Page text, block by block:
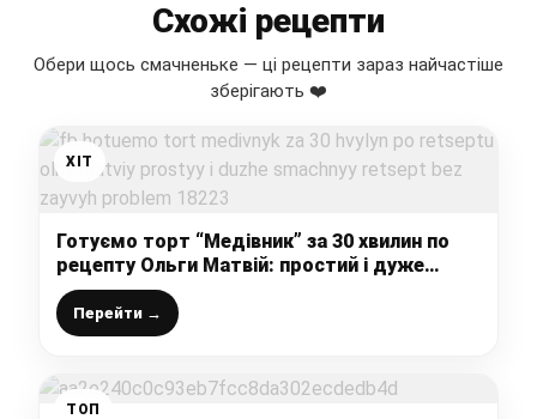
Схожі рецепти
Обери щось смачненьке — ці рецепти зараз найчастіше
зберігають ❤️
ХІТ
Готуємо торт “Медівник” за 30 хвилин по
рецепту Ольги Матвій: простий і дуже
смачний рецепт, без зайвих проблем
Перейти →
ТОП